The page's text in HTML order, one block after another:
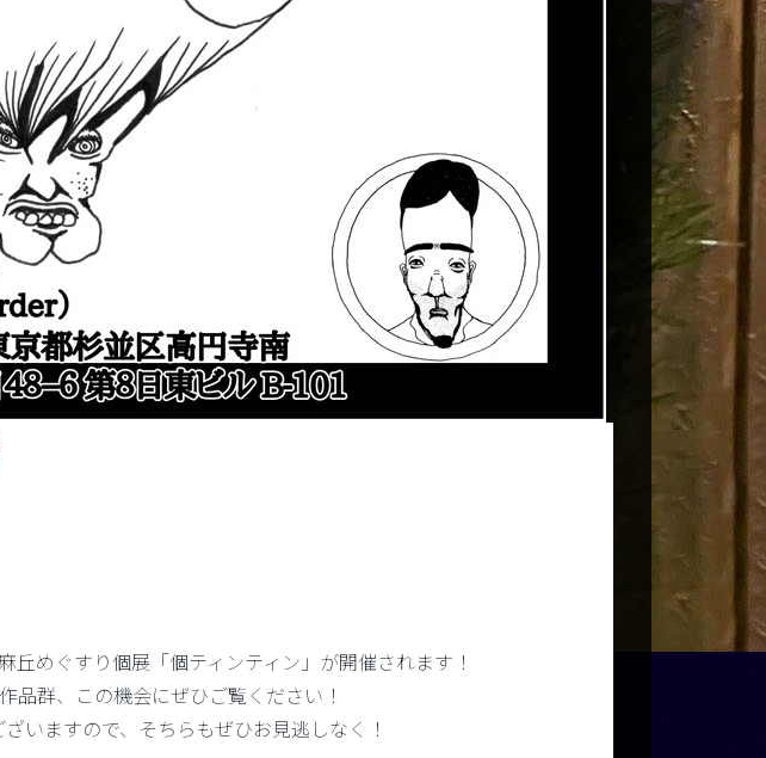
丘めぐすり個展「個ティンティン」が開催されます！
品群、この機会にぜひご覧ください！
いますので、そちらもぜひお見逃しなく！